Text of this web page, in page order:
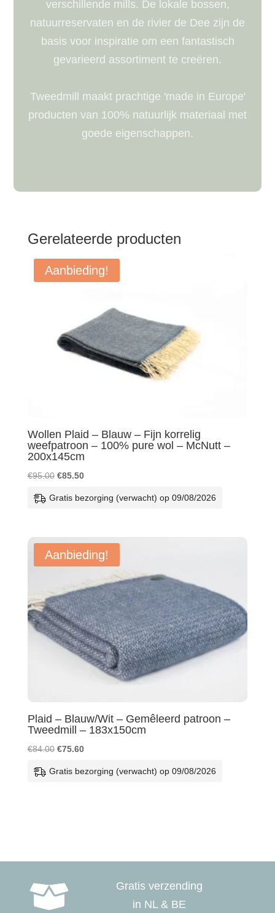
verschillende mills. De lokale bossen,
natuurreservaten en de rivier de Dee zijn de
basis voor inspiratie om een ​​fantastisch
gevarieerd assortiment te creëren.
Tweedmill maakt prachtige 'made in Europe'
producten van 100% natuurlijk materiaal met
goede eigenschappen.
Gerelateerde producten
Aanbieding!
Wollen Plaid – Blauw – Fijn korrelig
weefpatroon – 100% pure wol – McNutt –
200x145cm
€95.00 Oorspronkelijke
€85.50Huidige
Gratis bezorging (verwacht) op 09/08/2026
Aanbieding!
Plaid – Blauw/Wit – Gemêleerd patroon –
Tweedmill – 183x150cm
€84.00 Oorspronkelijke
€75.60Huidige
Gratis bezorging (verwacht) op 09/08/2026

Gratis verzending
in NL & BE